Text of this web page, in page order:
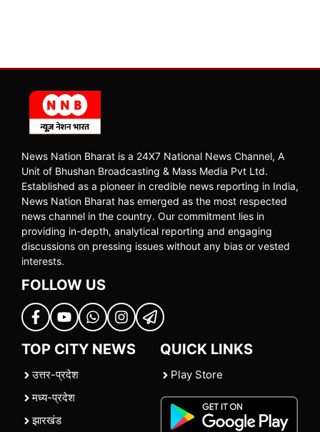
News Nation Bharat is a 24X7 National News Channel, A
Unit of Bhushan Broadcasting & Mass Media Pvt Ltd.
Established as a pioneer in credible news reporting in India,
News Nation Bharat has emerged as the most respected
news channel in the country. Our commitment lies in
providing in-depth, analytical reporting and engaging
discussions on pressing issues without any bias or vested
interests.
FOLLOW US
TOP CITY NEWS
उत्तर-प्रदेश
मध्य-प्रदेश
झारखंड
QUICK LINKS
Play Store